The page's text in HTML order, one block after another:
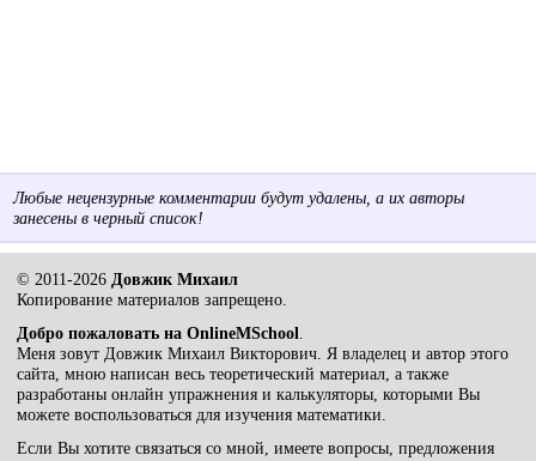
Любые нецензурные комментарии будут удалены, а их авторы
занесены в черный список!
© 2011-2026 Довжик Михаил
Копирование материалов запрещено.
Добро пожаловать на OnlineMSchool
Меня зовут Довжик Михаил Викторович. Я владелец и автор этого
сайта, мною написан весь теоретический материал, а также
разработаны онлайн упражнения и калькуляторы, которыми Вы
можете воспользоваться для изучения математики.
Если Вы хотите связаться со мной, имеете вопросы, предложения